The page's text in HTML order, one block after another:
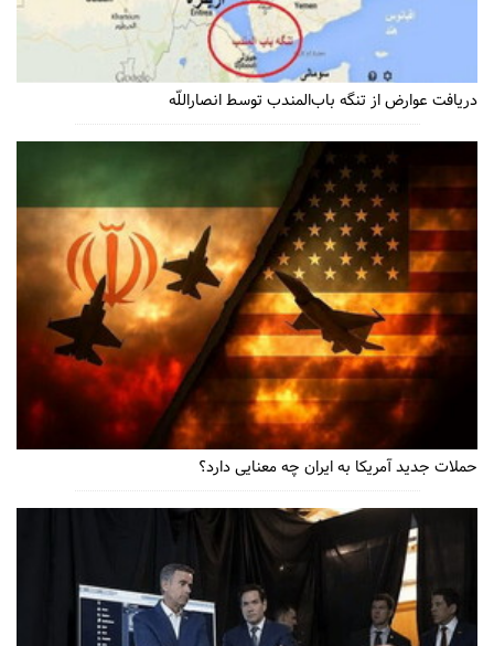
دریافت عوارض از تنگه باب‌المندب توسط انصاراللّه
حملات جدید آمریکا به ایران چه معنایی دارد؟